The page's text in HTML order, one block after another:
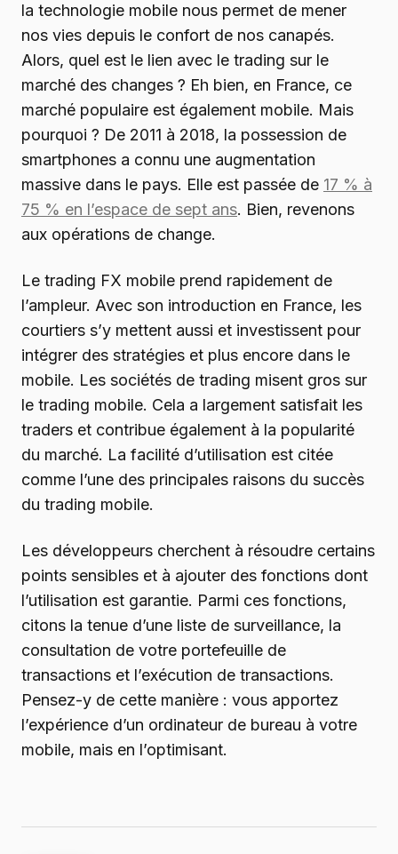
la technologie mobile nous permet de mener
nos vies depuis le confort de nos canapés.
Alors, quel est le lien avec le trading sur le
marché des changes ? Eh bien, en France, ce
marché populaire est également mobile. Mais
pourquoi ? De 2011 à 2018, la possession de
smartphones a connu une augmentation
massive dans le pays. Elle est passée de 17 % à
75 % en l’espace de sept ans. Bien, revenons
aux opérations de change.
Le trading FX mobile prend rapidement de
l’ampleur. Avec son introduction en France, les
courtiers s’y mettent aussi et investissent pour
intégrer des stratégies et plus encore dans le
mobile. Les sociétés de trading misent gros sur
le trading mobile. Cela a largement satisfait les
traders et contribue également à la popularité
du marché. La facilité d’utilisation est citée
comme l’une des principales raisons du succès
du trading mobile.
Les développeurs cherchent à résoudre certains
points sensibles et à ajouter des fonctions dont
l’utilisation est garantie. Parmi ces fonctions,
citons la tenue d’une liste de surveillance, la
consultation de votre portefeuille de
transactions et l’exécution de transactions.
Pensez-y de cette manière : vous apportez
l’expérience d’un ordinateur de bureau à votre
mobile, mais en l’optimisant.